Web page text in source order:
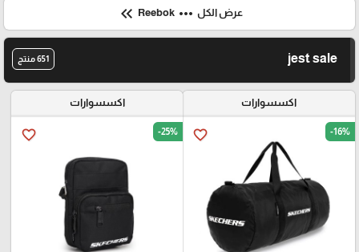
عرض الكل more_horiz
Reebok
keyboard_double_arrow_left
jest sale 651 منتج
اكسسوارات
favorite_border -16%
اكسسوارات
favorite_border -25%